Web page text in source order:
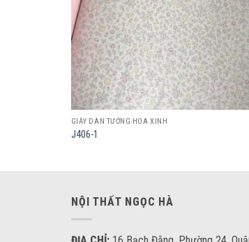
GIẤY DÁN TƯỜNG HOA XINH
J406-1
NỘI THẤT NGỌC HÀ